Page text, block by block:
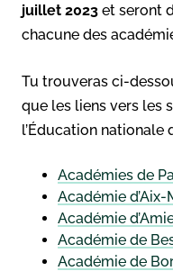
juillet 2023 et seront
chacune des
Tu trouveras ci-
que les liens vers les
l’Éducation
Académies de
Académie
Académie
Académie de
Académie de